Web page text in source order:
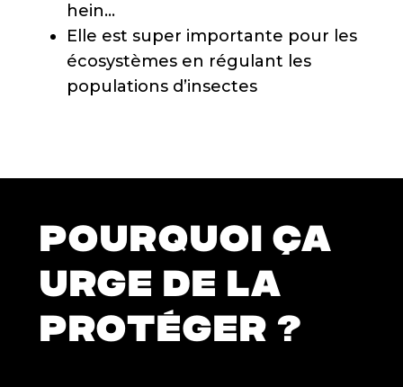
hein...
Elle est super importante pour les
écosystèmes en régulant les
populations d’insectes
POURQUOI ÇA
URGE DE LA
PROTÉGER ?